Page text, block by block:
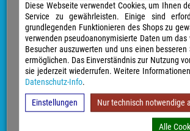
Diese Webseite verwendet Cookies, um Ihnen
Service zu gewährleisten. Einige sind
grundlegenden Funktionieren des Shops zu
verwenden pseudoanonymisierte Daten um das
Besucher auszuwerten und uns einen besseren
ermöglichen. Das Einverständnis zur Nutzung
sie jederzeit wiederrufen. Weitere
Datenschutz-Info.
Einstellungen Nur technisch notwendige
Alle
Vertrag widerrufen
Kontakt
Über uns
Impressum
Versand & Zahlungsarten
Widerrufsrecht
Datenschutz
Sitemap
AGB
Magazin